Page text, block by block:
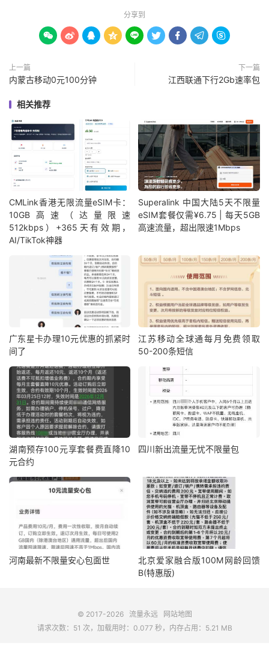
分享到
        
上一篇
内蒙古移动0元100分钟
下一篇
江西联通下行2Gb速率包
相关推荐
CMLink香港无限流量eSIM卡：
10GB高速（达量限速
512kbps）+365天有效期，
AI/TikTok神器
Superalink 中国大陆5天不限量
eSIM套餐仅需¥6.75 | 每天5GB
高速流量，超出限速1Mbps
广东星卡办理10元优惠的抓紧时
间了
江苏移动全球通每月免费领取
50-200条短信
湖南预存100元享套餐费直降10
元合约
四川新出流量无忧不限量包
河南最新不限量安心包面世
北京爱家融合版100M网龄回馈
B(特惠版)
© 2017-2026 流量永远
网站地图
请求次数：51 次，加载用时：0.077 秒，内存占用：5.21 MB